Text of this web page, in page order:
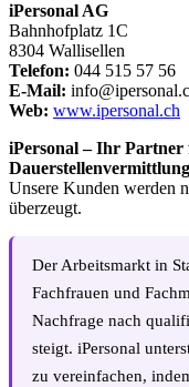
iPersonal AG
Bahnhofplatz 1C
8304 Wallisellen
Telefon: 044 515 57 56
E-Mail:
Web: www.ipersonal.ch
iPersonal – Ihr
Dauerstellenvermittlung
Unsere Kunden werden
überzeugt.
Der Arbeitsmarkt in
Fachfrauen und
Nachfrage nach
steigt. iPersonal
zu vereinfachen,